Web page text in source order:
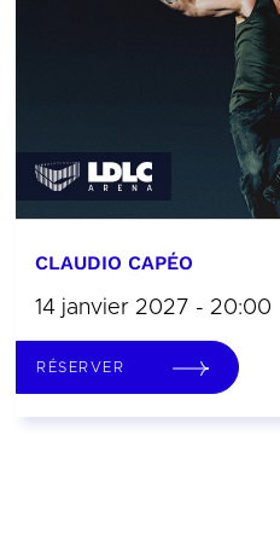
CLAUDIO CAPÉO
14 janvier 2027 - 20:00
RÉSERVER